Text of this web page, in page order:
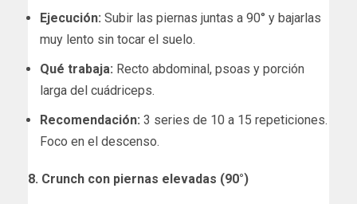
Ejecución: Subir las piernas juntas a 90° y bajarlas
muy lento sin tocar el suelo.
Qué trabaja: Recto abdominal, psoas y porción
larga del cuádriceps.
Recomendación: 3 series de 10 a 15 repeticiones.
Foco en el descenso.
8. Crunch con piernas elevadas (90°)